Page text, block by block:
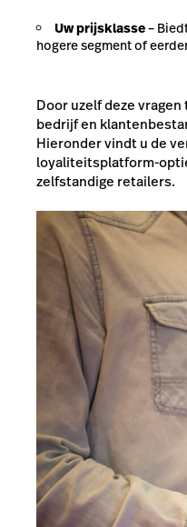
Uw prijsklasse–
hogere segment of
Door uzelf deze
bedrijf en
Hieronder vindt u de
loyaliteitsplatform-
zelfstandige retailers.